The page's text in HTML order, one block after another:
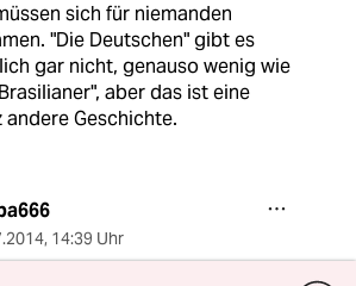
sich für niemanden
"Die Deutschen" gibt es
gar nicht, genauso wenig wie
aber das ist eine
andere Geschichte.
, 14:39 Uhr